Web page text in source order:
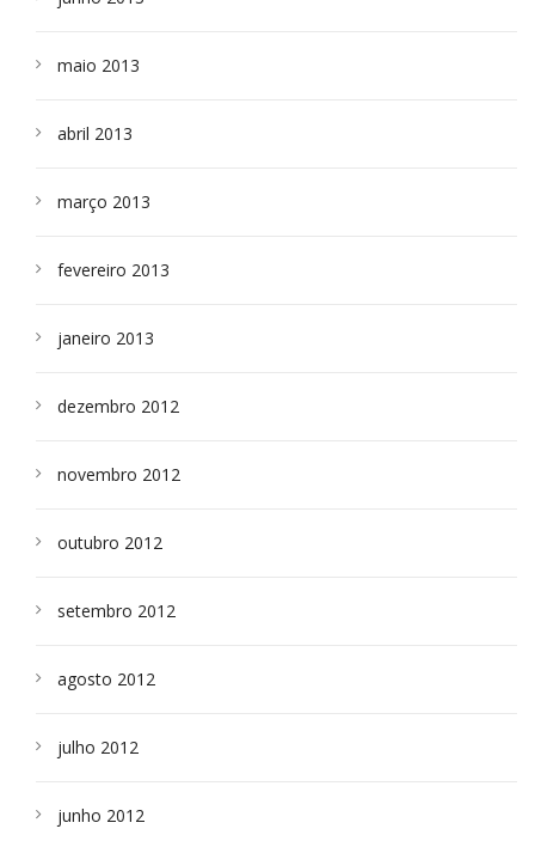
maio 2013
abril 2013
março 2013
fevereiro 2013
janeiro 2013
dezembro 2012
novembro 2012
outubro 2012
setembro 2012
agosto 2012
julho 2012
junho 2012